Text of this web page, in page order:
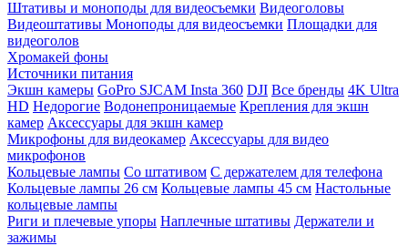
Штативы и моноподы для видеосъемки Видеоголовы
Видеоштативы Моноподы для видеосъемки Площадки для
видеоголов
Хромакей фоны
Источники питания
Экшн камеры GoPro SJCAM Insta 360 DJI Все бренды 4K Ultra
HD Недорогие Водонепроницаемые Крепления для экшн
камер Аксессуары для экшн камер
Микрофоны для видеокамер Аксессуары для видео
микрофонов
Кольцевые лампы Со штативом C держателем для телефона
Кольцевые лампы 26 см Кольцевые лампы 45 см Настольные
кольцевые лампы
Риги и плечевые упоры Наплечные штативы Держатели и
зажимы